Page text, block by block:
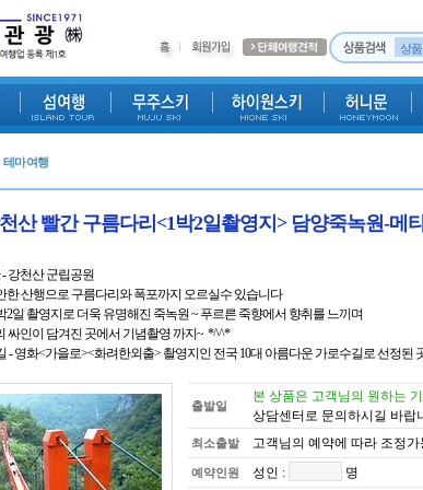
테마여행
빨간 구름다리<1박2일촬영지> 담양죽녹원-
강천산 군립공원
한 산행으로 구름다리와 폭포까지 오르실수 있습니다
2일 촬영지로 더욱 유명해진 죽녹원 ~ 푸르른 죽향에서 향취를 느끼며
싸인이 담겨진 곳에서 기념촬영 까지~ *^^*
- 영화<가을로><화려한외출> 촬영지인 전국 10대 아름다운 가로수길로 선정된
출발일
본 상품은 고객님의 원하는
상담센터로 문의하시길 바랍
최소출발 고객님의 예약에 따라 조정
예약인원 성인 : 명